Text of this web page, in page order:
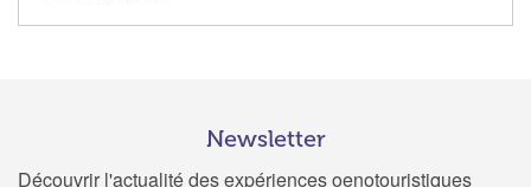
Newsletter
Découvrir l'actualité des expériences oenotouristiques